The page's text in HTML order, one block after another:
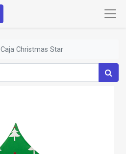
Caja Christmas Star